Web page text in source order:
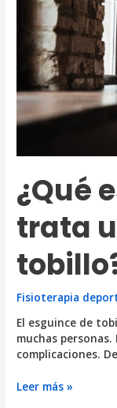
¿Qué
trata
Fisioterapia
El esguince de
muchas
complicaciones.
¿Qué
Leer más »